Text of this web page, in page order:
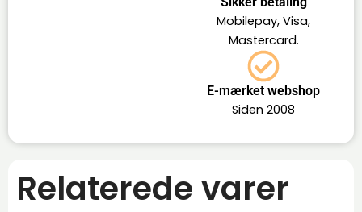
Mobilepay, Visa,
Mastercard.
E-mærket webshop
Siden 2008
Relaterede varer